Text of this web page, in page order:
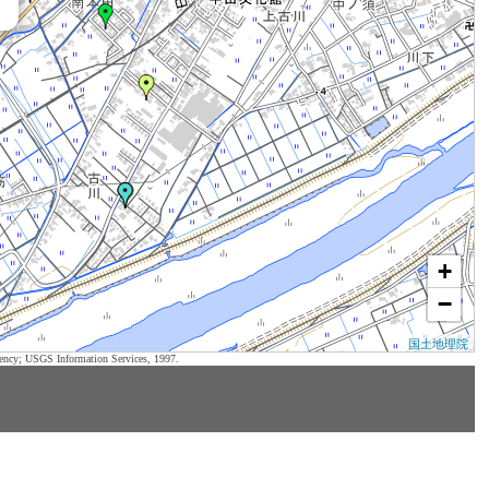
+
−
国土地理院
USGS Information Services, 1997.